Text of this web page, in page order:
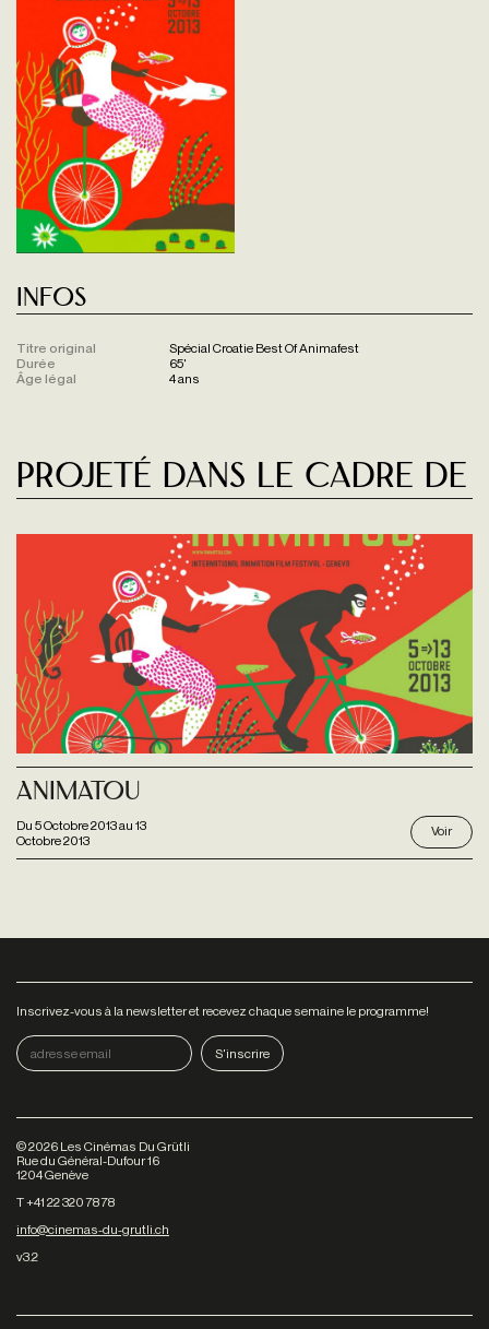
Infos
Titre original
Spécial Croatie Best Of Animafest
Durée
65'
Âge légal
4 ans
Projeté dans le cadre de
Du 5 Octobre 2013au 13
Octobre 2013
Animatou
Voir
Inscrivez-vous à la newsletter et recevez chaque semaine le programme!
©2026 Les Cinémas Du Grütli
Rue du Général-Dufour 16
1204 Genève
T +41 22 320 78 78
info@cinemas-du-grutli.ch
v3.2